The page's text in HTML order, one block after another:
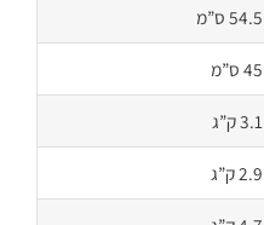
54.5 ס”מ
45 ס”מ
3.1 ק”ג
2.9 ק”ג